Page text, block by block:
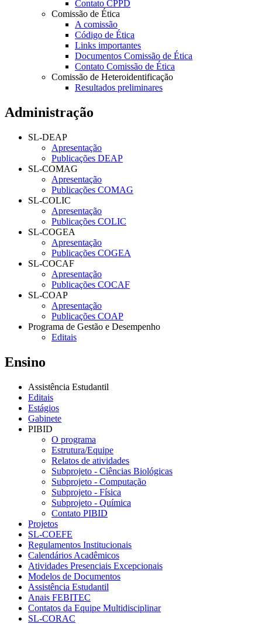
Contato CPPD
Comissão de Ética
A comissão
Código de Ética
Links importantes
Documentos Comissão de Ética
Contato Comissão de Ética
Comissão de Heteroidentificação
Resultados preliminares
Administração
SL-DEAP
Apresentação
Publicações DEAP
SL-COMAG
Apresentação
Publicações COMAG
SL-COLIC
Apresentação
Publicações COLIC
SL-COGEA
Apresentação
Publicações COGEA
SL-COCAF
Apresentação
Publicações COCAF
SL-COAP
Apresentação
Publicações COAP
Programa de Gestão e Desempenho
Editais
Ensino
Assistência Estudantil
Editais
Estágios
Gabinete
PIBID
O programa
Estrutura/Equipe
Relatos de atividades
Subprojeto - Ciências Biológicas
Subprojeto - Computação
Subprojeto - Física
Subprojeto - Química
Contato PIBID
Projetos
SL-COEFE
Regulamentos Institucionais
Calendários Acadêmicos
Atividades Presenciais Excepcionais
Modelos de Documentos
Assistência Estudantil
Anais FEBITEC
Contatos da Equipe Multidisciplinar
SL-CORAC